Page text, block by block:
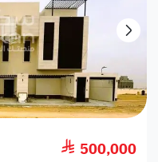
500,000